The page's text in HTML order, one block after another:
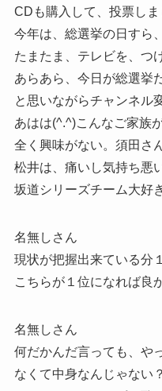
CDも購入して、投票しま
今年は、総選挙の日すら
たまたま、テレビを、つ
あらあら、今日が総選挙
と思いながらチャンネル
あはは(^.^)こんなご家族
全く興味がない。須田さ
松井は、痛いし気持ち悪
坂道シリーズチーム大好
名無しさん
現状が把握出来ている分
こちらが１位になれば良
名無しさん
何だかんだ言っても、や
なくて中身なんじゃない